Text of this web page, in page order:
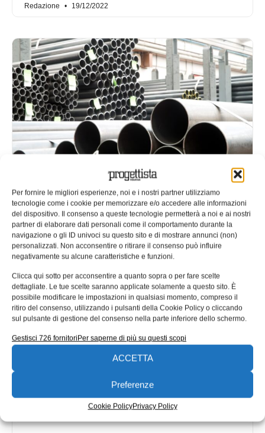
Per fornire le migliori esperienze, noi e i nostri partner utilizziamo
tecnologie come i cookie per memorizzare e/o accedere alle informazioni
del dispositivo. Il consenso a queste tecnologie permetterà a noi e ai nostri
partner di elaborare dati personali come il comportamento durante la
navigazione o gli ID univoci su questo sito e di mostrare annunci (non)
personalizzati. Non acconsentire o ritirare il consenso può influire
negativamente su alcune caratteristiche e funzioni.
Clicca qui sotto per acconsentire a quanto sopra o per fare scelte
dettagliate. Le tue scelte saranno applicate solamente a questo sito. È
possibile modificare le impostazioni in qualsiasi momento, compreso il
ritiro del consenso, utilizzando i pulsanti della Cookie Policy o cliccando
sul pulsante di gestione del consenso nella parte inferiore dello schermo.
Gestisci 726 fornitoriPer saperne di più su questi scopi
ACCETTA
Preferenze
Cookie PolicyPrivacy Policy
Redazione 19/12/2022
Metalmeccanica: a Brescia nel 2°
trimestre 2021 si consolida il
recupero della produzione
A Brescia, nel 2° trimestre del 2021, l’attività produttiva
della metalmeccanica ha consolidato la tendenza positiva
rilevata nel periodo precedente.